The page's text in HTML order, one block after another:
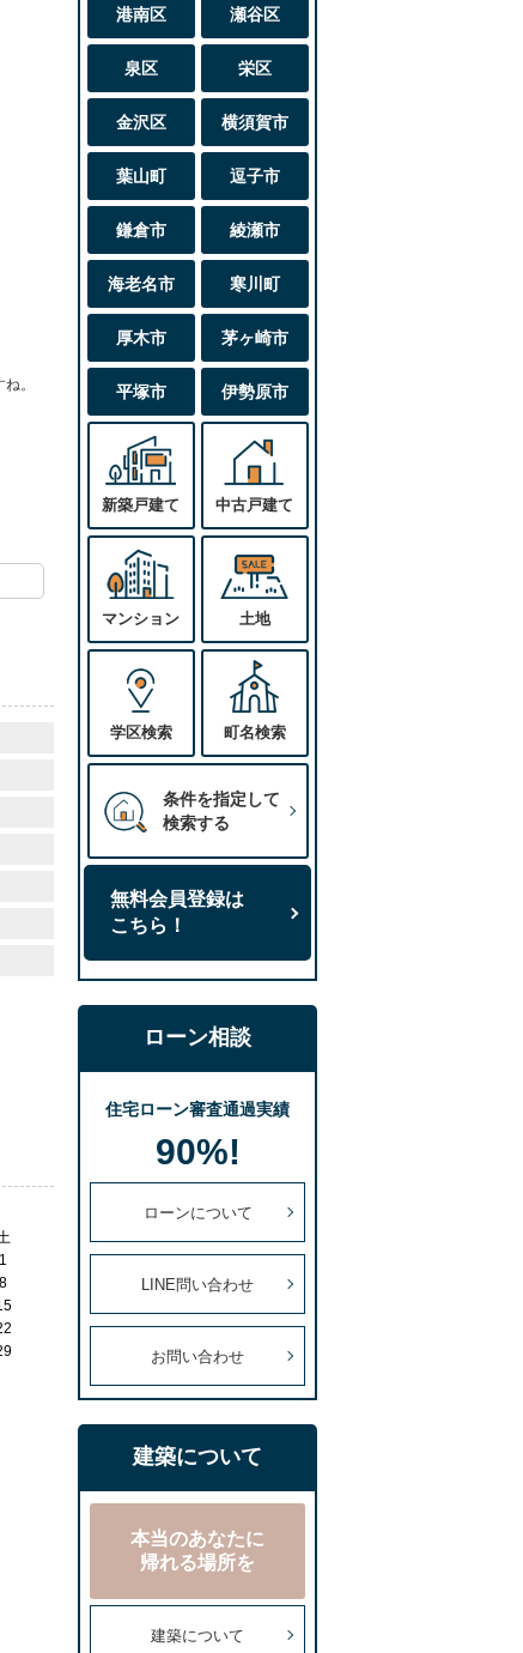
。
1
8
港南区 瀬谷区
泉区 栄区
金沢区 横須賀市
葉山町 逗子市
鎌倉市 綾瀬市
海老名市 寒川町
厚木市 茅ヶ崎市
平塚市 伊勢原市
新築戸建て 中古戸建て
マンション 土地
学区検索 町名検索
条件を指定して
検索する
無料会員登録は
こちら！
ローン相談
住宅ローン審査通過実績
90%!
ローンについて
LINE問い合わせ
お問い合わせ
建築について
本当のあなたに
帰れる場所を
建築について